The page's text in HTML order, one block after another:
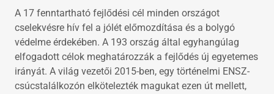
A 17 fenntartható fejlődési cél minden országot
cselekvésre hív fel a jólét előmozdítása és a bolygó
védelme érdekében. A 193 ország által egyhangúlag
elfogadott célok meghatározzák a fejlődés új egyetemes
irányát. A világ vezetői 2015-ben, egy történelmi ENSZ-
csúcstalálkozón elkötelezték magukat ezen út mellett,